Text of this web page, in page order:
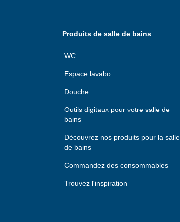
Produits de salle de bains
WC
Espace lavabo
Douche
Outils digitaux pour votre salle de
bains
Découvrez nos produits pour la salle
de bains
Commandez des consommables
Trouvez l'inspiration